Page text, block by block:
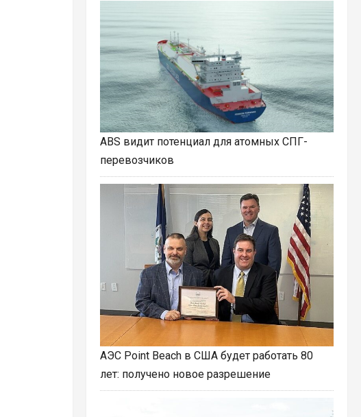
ABS видит потенциал для атомных СПГ-
перевозчиков
АЭС Point Beach в США будет работать 80
лет: получено новое разрешение